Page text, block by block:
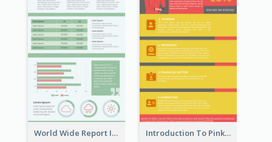
World Wide Report Infographic Introduction To Pink Economy Infographic